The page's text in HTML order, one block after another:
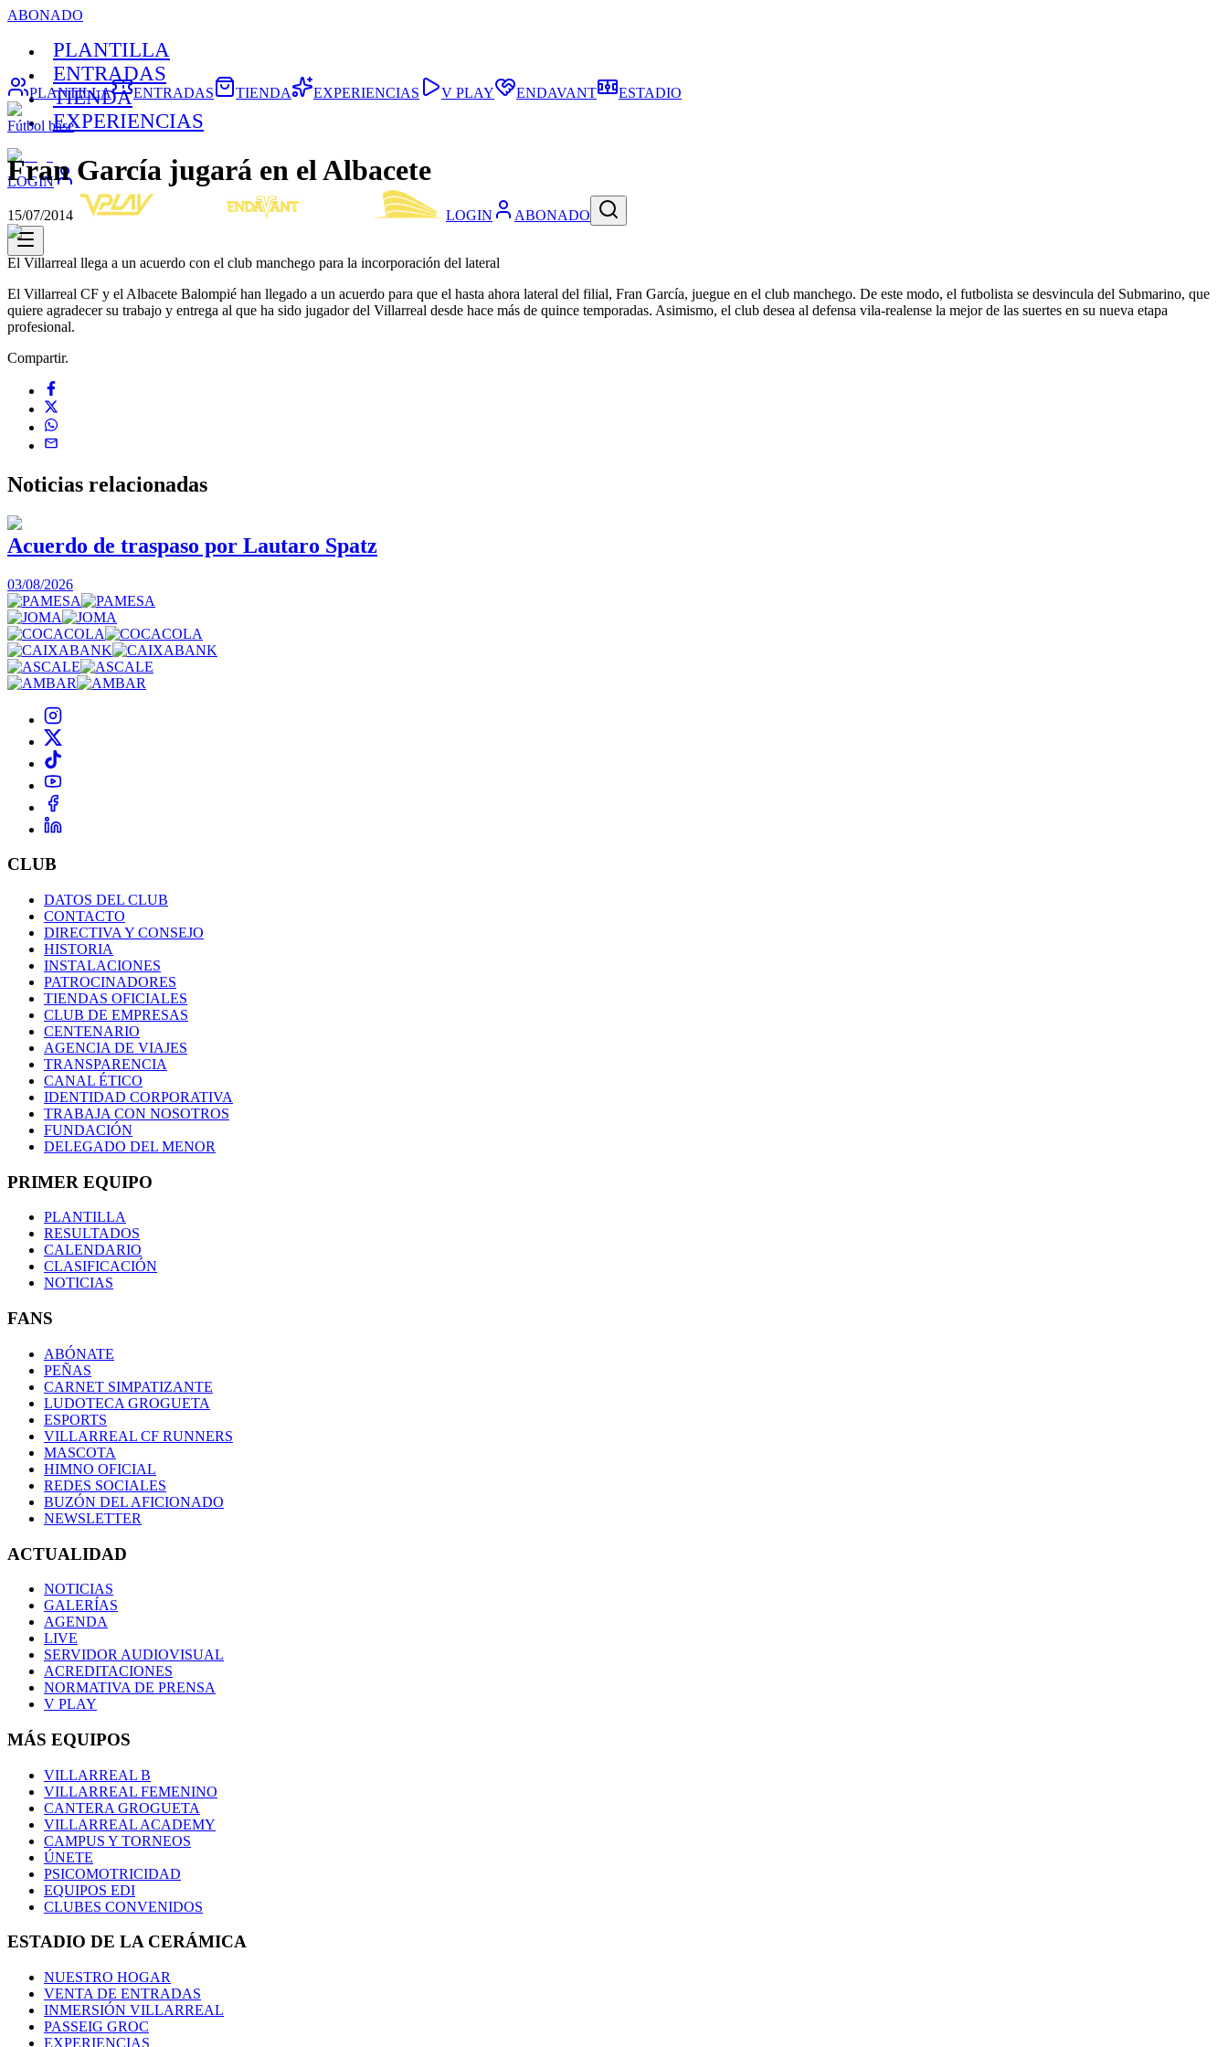
ABONADO
PLANTILLA
ENTRADAS
TIENDA
EXPERIENCIAS
LOGIN
LOGIN ABONADO
PLANTILLA ENTRADAS TIENDA EXPERIENCIAS V PLAY ENDAVANT ESTADIO
Fútbol base
Fran García jugará en el Albacete
15/07/2014
El Villarreal llega a un acuerdo con el club manchego para la incorporación del lateral
El Villarreal CF y el Albacete Balompié han llegado a un acuerdo para que el hasta ahora lateral del filial, Fran García, juegue en el club manchego. De este modo, el futbolista se desvincula del Submarino, que
quiere agradecer su trabajo y entrega al que ha sido jugador del Villarreal desde hace más de quince temporadas. Asimismo, el club desea al defensa vila-realense la mejor de las suertes en su nueva etapa
profesional.
Compartir.
Noticias relacionadas
Acuerdo de traspaso por Lautaro Spatz
03/08/2026
CLUB
DATOS DEL CLUB
CONTACTO
DIRECTIVA Y CONSEJO
HISTORIA
INSTALACIONES
PATROCINADORES
TIENDAS OFICIALES
CLUB DE EMPRESAS
CENTENARIO
AGENCIA DE VIAJES
TRANSPARENCIA
CANAL ÉTICO
IDENTIDAD CORPORATIVA
TRABAJA CON NOSOTROS
FUNDACIÓN
DELEGADO DEL MENOR
PRIMER EQUIPO
PLANTILLA
RESULTADOS
CALENDARIO
CLASIFICACIÓN
NOTICIAS
FANS
ABÓNATE
PEÑAS
CARNET SIMPATIZANTE
LUDOTECA GROGUETA
ESPORTS
VILLARREAL CF RUNNERS
MASCOTA
HIMNO OFICIAL
REDES SOCIALES
BUZÓN DEL AFICIONADO
NEWSLETTER
ACTUALIDAD
NOTICIAS
GALERÍAS
AGENDA
LIVE
SERVIDOR AUDIOVISUAL
ACREDITACIONES
NORMATIVA DE PRENSA
V PLAY
MÁS EQUIPOS
VILLARREAL B
VILLARREAL FEMENINO
CANTERA GROGUETA
VILLARREAL ACADEMY
CAMPUS Y TORNEOS
ÚNETE
PSICOMOTRICIDAD
EQUIPOS EDI
CLUBES CONVENIDOS
ESTADIO DE LA CERÁMICA
NUESTRO HOGAR
VENTA DE ENTRADAS
INMERSIÓN VILLARREAL
PASSEIG GROC
EXPERIENCIAS